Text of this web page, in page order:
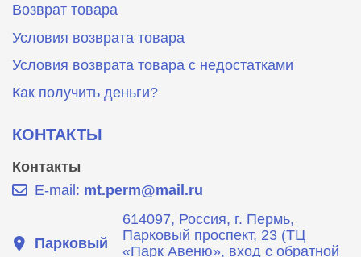
Возврат товара
Условия возврата товара
Условия возврата товара с недостатками
Как получить деньги?
КОНТАКТЫ
Контакты
E-mail: mt.perm@mail.ru
Парковый
614097, Россия, г. Пермь,
Парковый проспект, 23 (ТЦ
«Парк Авеню», вход с обратной